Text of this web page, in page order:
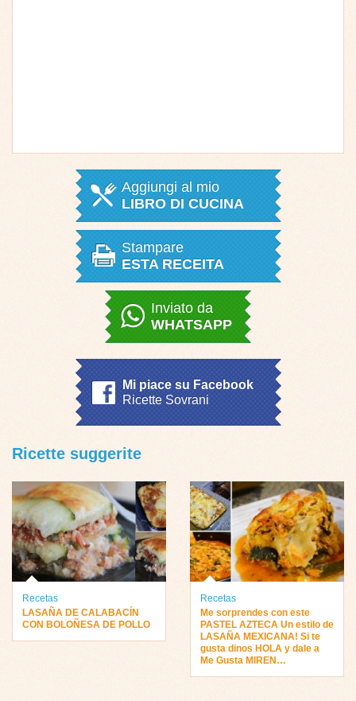
Aggiungi al mio
LIBRO DI CUCINA
Stampare
ESTA RECEITA
Inviato da
WHATSAPP
Mi piace su Facebook
Ricette Sovrani
Ricette suggerite
Recetas
LASAÑA DE CALABACÍN
CON BOLOÑESA DE POLLO
Recetas
Me sorprendes con este
PASTEL AZTECA Un estilo de
LASAÑA MEXICANA! Si te
gusta dinos HOLA y dale a
Me Gusta MIREN…